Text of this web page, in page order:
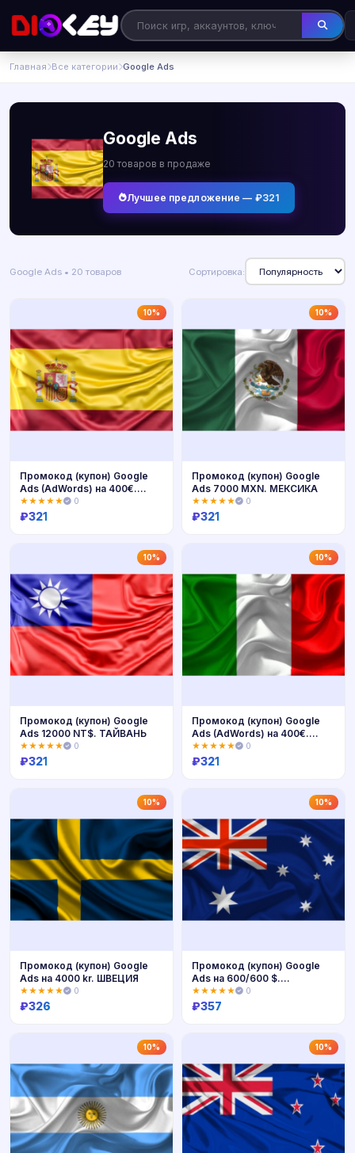
Главная Все категории Google Ads
Google Ads
20 товаров в продаже
Лучшее предложение — ₽321
Google Ads • 20 товаров Сортировка:
10%
Промокод (купон) Google
Ads (AdWords) на 400€.
ИСПАНИЯ
★★★★★ 0
₽321
10%
Промокод (купон) Google
Ads 7000 MXN. МЕКСИКА
★★★★★ 0
₽321
10%
Промокод (купон) Google
Ads 12000 NT$. ТАЙВАНЬ
★★★★★ 0
₽321
10%
Промокод (купон) Google
Ads (AdWords) на 400€.
ИТАЛИЯ
★★★★★ 0
₽321
10%
Промокод (купон) Google
Ads на 4000 kr. ШВЕЦИЯ
★★★★★ 0
₽326
10%
Промокод (купон) Google
Ads на 600/600 $.
АВСТРАЛИЯ
★★★★★ 0
₽357
10% 10%